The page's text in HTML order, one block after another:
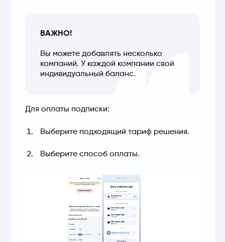
ВАЖНО!
Вы можете добавлять несколько
компаний. У каждой компании свой
индивидуальный баланс.
Для оплаты подписки:
Выберите подходящий тариф решения.
Выберите способ оплаты.